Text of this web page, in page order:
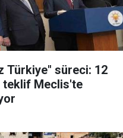
Türkiye" süreci: 12
teklif Meclis'te